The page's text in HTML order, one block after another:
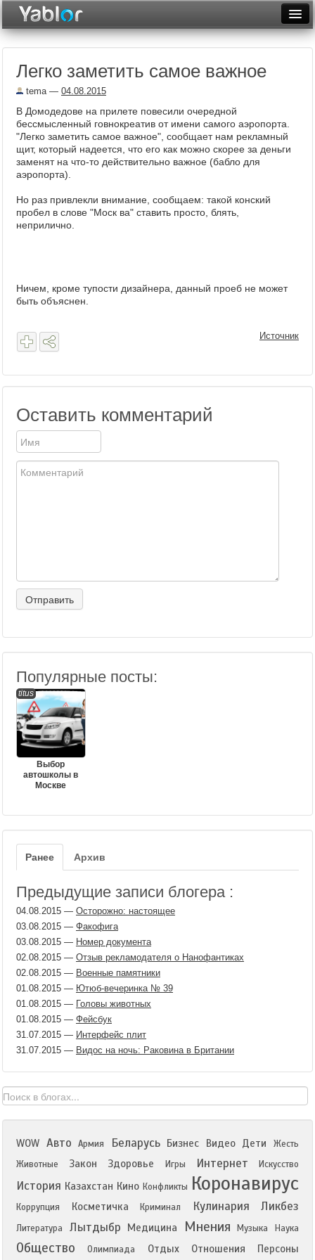
Неделя
Рейтинги
Архив
Видеотоп
Легко заметить самое важное
tema— 04.08.2015
В Домодедове на прилете повесили очередной
бессмысленный говнокреатив от имени самого аэропорта.
"Легко заметить самое важное", сообщает нам рекламный
щит, который надеется, что его как можно скорее за деньги
заменят на что-то действительно важное (бабло для
аэропорта).
Но раз привлекли внимание, сообщаем: такой конский
пробел в слове "Моск ва" ставить просто, блять,
неприлично.
Ничем, кроме тупости дизайнера, данный проеб не может
быть объяснен.
Источник
Оставить комментарий
Популярные посты:
titus
Выбор
автошколы в
Москве
Ранее Архив
Предыдущие записи блогера :
04.08.2015 — Осторожно: настоящее
03.08.2015 — Факофига
03.08.2015 — Номер документа
02.08.2015 — Отзыв рекламодателя о Нанофантиках
02.08.2015 — Военные памятники
01.08.2015 — Ютюб-вечеринка № 39
01.08.2015 — Головы животных
01.08.2015 — Фейсбук
31.07.2015 — Интерфейс плит
31.07.2015 — Видос на ночь: Раковина в Британии
WOW Авто Армия Беларусь Бизнес Видео Дети
Жесть
Животные
Закон Здоровье Игры Интернет Искусство
История Казахстан Кино Конфликты Коронавирус
Коррупция Косметичка Криминал Кулинария Ликбез
Литература Лытдыбр Медицина Мнения Музыка Наука
Общество Олимпиада Отдых Отношения Персоны